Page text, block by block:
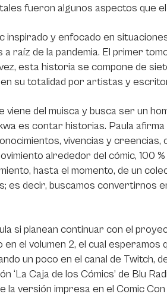
fueron algunos aspectos que
inspirado y enfocado en
a raíz de la pandemia. El primer
esta historia se compone de
su totalidad por artistas y
viene del muisca y busca ser un
es contar historias. Paula
vivencias y
alrededor del cómic, 100
hasta el momento, de un
es decir, buscamos
si planean continuar con el
el volumen 2, el cual
un poco en el canal de Twitch,
‘La Caja de los Cómics’ de Blu
la versión impresa en el Comic